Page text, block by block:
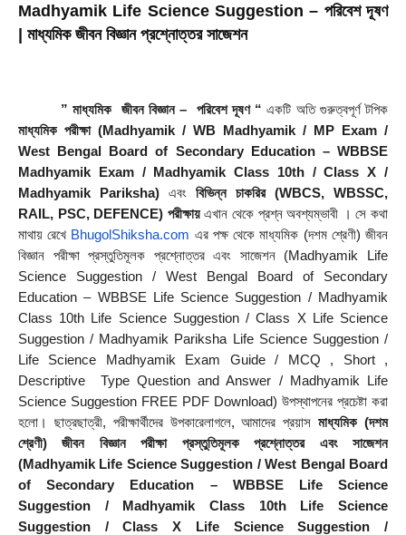
Madhyamik Life Science Suggestion – পরিবেশ দূষণ
| মাধ্যমিক জীবন বিজ্ঞান প্রশ্নোত্তর সাজেশন
” মাধ্যমিক  জীবন বিজ্ঞান –  পরিবেশ দূষণ “
মাধ্যমিক পরীক্ষা (Madhyamik / WB Madhyamik / MP Exam /
West Bengal Board of Secondary Education – WBBSE
Madhyamik Exam / Madhyamik Class 10th / Class X /
Madhyamik Pariksha) এবং বিভিন্ন চাকরির (WBCS, WBSSC,
RAIL, PSC, DEFENCE) পরীক্ষায় এখান থেকে প্রশ্ন অবশ্যম্ভাবী । সে কথা
মাথায় রেখে BhugolShiksha.com এর পক্ষ থেকে মাধ্যমিক (দশম শ্রেণী) জীবন
বিজ্ঞান পরীক্ষা প্রস্তুতিমূলক প্রশ্নোত্তর এবং সাজেশন (Madhyamik Life
Science Suggestion / West Bengal Board of Secondary
Education – WBBSE Life Science Suggestion / Madhyamik
Class 10th Life Science Suggestion / Class X Life Science
Suggestion / Madhyamik Pariksha Life Science Suggestion /
Life Science Madhyamik Exam Guide / MCQ , Short ,
Descriptive  Type Question and Answer / Madhyamik Life
Science Suggestion FREE PDF Download) উপস্থাপনের প্রচেষ্টা করা
হলাে। ছাত্রছাত্রী, পরীক্ষার্থীদের উপকারেলাগলে, আমাদের প্রয়াস মাধ্যমিক (দশম
শ্রেণী) জীবন বিজ্ঞান পরীক্ষা প্রস্তুতিমূলক প্রশ্নোত্তর এবং সাজেশন
(Madhyamik Life Science Suggestion / West Bengal Board
of Secondary Education – WBBSE Life Science
Suggestion / Madhyamik Class 10th Life Science
Suggestion / Class X Life Science Suggestion /